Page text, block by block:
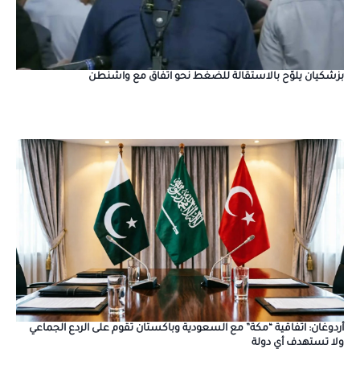
بزشكيان يلوّح بالاستقالة للضغط نحو اتفاق مع واشنطن
أردوغان: اتفاقية “مكة” مع السعودية وباكستان تقوم على الردع الجماعي
ولا تستهدف أي دولة